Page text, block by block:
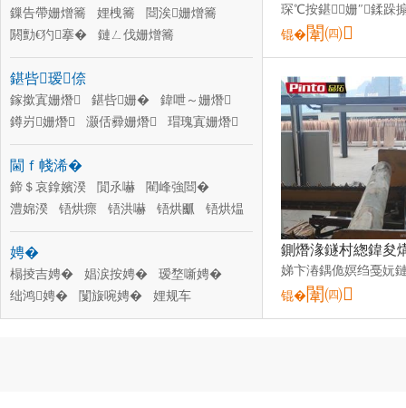
瑁濅慨姗熸
楂樼┖浣滄キ姗熸
鏁告帶姗熷簥 娌栧簥
閸涘姗熷簥
閼勯€犳搴�
鏈ㄥ伐姗熷簥
榻掕吉姗熷簥
铻虹磱姗熷簥
鍔犲伐涓績
灏堢敤姗熷簥
鍓澘鎶樺綆 绶氬垏鍓�
鍖呰瑷倷
鎵撳寘姗熸 鍖呰姗�
鍏呭～姗熸
鐏岃姗熸
灏佸彛姗熸
瑁瑰寘姗熸
鍖呰姗�
璨兼姗熸
娓呮礂姗熸
骞茬嚗姗�
閫ｆ帴浠�
鍗＄哀鎿嬪湀 閴氶嚇
閵峰強閸�
澧婂湀
铻烘瘝 铻洪嚇 铻烘爴
铻烘煴
绲勫悎浠�
娉�
榻掕吉娉� 娼涙按娉�
瑷堥噺娉�
绌鸿娉�
闅旇啘娉�
娌规车
娴佺▼娉�
闆㈠績娉�
鑰愯厫铦曟车
锟�闈㈣
锟�闈㈣